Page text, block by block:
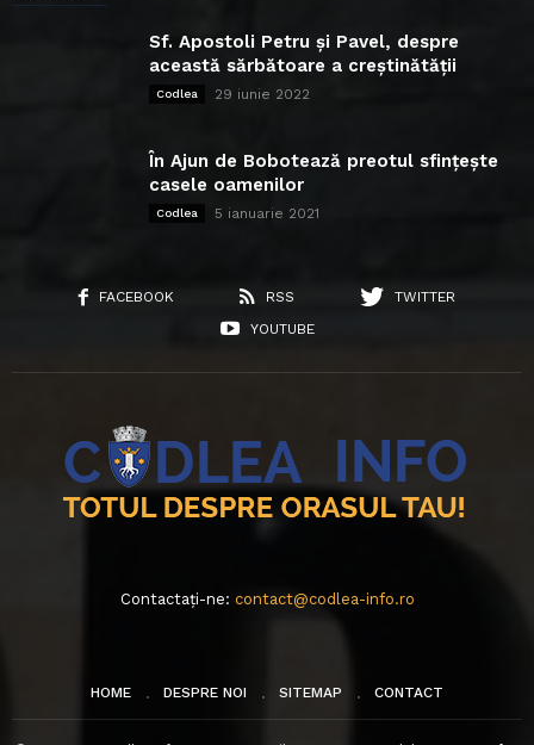
Sf. Apostoli Petru și Pavel, despre
această sărbătoare a creștinătății
Codlea 29 iunie 2022
În Ajun de Bobotează preotul sfințește
casele oamenilor
Codlea 5 ianuarie 2021
FACEBOOK RSS
TWITTER
YOUTUBE
Contactați-ne: contact@codlea-info.ro
HOME DESPRE NOI SITEMAP CONTACT